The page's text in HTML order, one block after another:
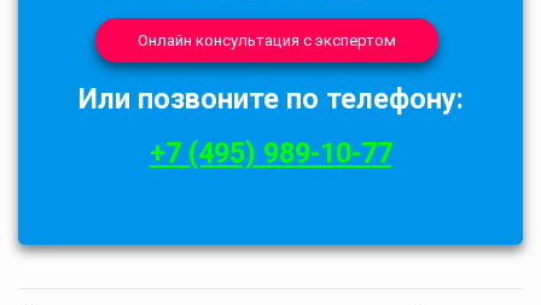
Онлайн консультация с экспертом
Или позвоните по телефону:
+7 (495) 989-10-77